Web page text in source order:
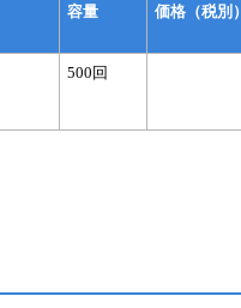
容量 価格（税別）
500回